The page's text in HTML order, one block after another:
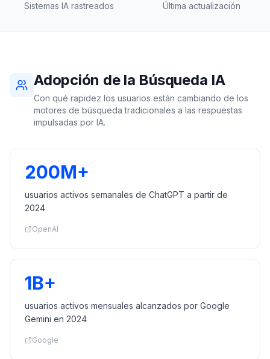
Sistemas IA rastreados Última actualización
Adopción de la Búsqueda IA
Con qué rapidez los usuarios están cambiando de los
motores de búsqueda tradicionales a las respuestas
impulsadas por IA.
200M+
usuarios activos semanales de ChatGPT a partir de
2024
OpenAI
1B+
usuarios activos mensuales alcanzados por Google
Gemini en 2024
Google